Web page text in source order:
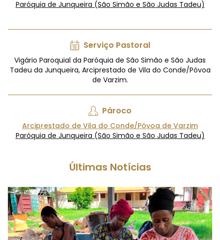
Paróquia de Junqueira (São Simão e São Judas Tadeu)
Serviço Pastoral
Vigário Paroquial da Paróquia de São Simão e São Judas
Tadeu da Junqueira, Arciprestado de Vila do Conde/Póvoa
de Varzim.
Pároco
Arciprestado de Vila do Conde/Póvoa de Varzim
Paróquia de Junqueira (São Simão e São Judas Tadeu)
Últimas Notícias